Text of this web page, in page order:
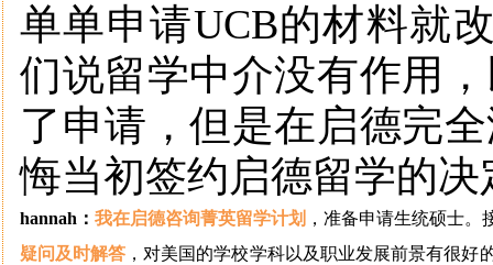
单单申请UCB的材料就
们说留学中介没有作用
了申请，但是在启德完
悔当初签约启德留学的决
hannah： 我在启德咨询菁英留学计划 ，准备申请生统硕士。
疑问及时解答 ，对美国的学校学科以及职业发展前景有很